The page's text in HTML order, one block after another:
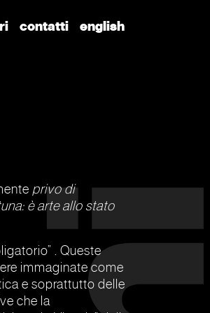
contatti english
privo di
è arte allo stato
. Queste
immaginate come
e soprattutto delle
che la